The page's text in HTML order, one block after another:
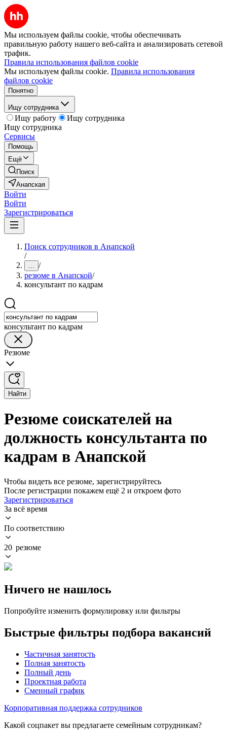
Мы используем файлы cookie, чтобы обеспечивать
правильную работу нашего веб-сайта и анализировать сетевой
трафик.
Правила использования файлов cookie
Мы используем файлы cookie. Правила использования
файлов cookie
Понятно
Ищу сотрудника
Ищу работу
Ищу сотрудника
Ищу сотрудника
Сервисы
Помощь
Ещё
Поиск
Анапская
Войти
Войти
Зарегистрироваться
Поиск сотрудников в Анапской
/
... /
резюме в Анапской/
консультант по кадрам
консультант по кадрам
Резюме
Найти
Резюме соискателей на
должность консультанта по
кадрам в Анапской
Чтобы видеть все резюме, зарегистрируйтесь
После регистрации покажем ещё 2 и откроем фото
Зарегистрироваться
За всё время
По соответствию
20 резюме
Ничего не нашлось
Попробуйте изменить формулировку или фильтры
Быстрые фильтры подбора вакансий
Частичная занятость
Полная занятость
Полный день
Проектная работа
Сменный график
Корпоративная поддержка сотрудников
Какой соцпакет вы предлагаете семейным сотрудникам?